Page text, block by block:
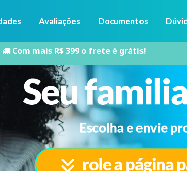
Avaliações Documentos
Com mais R$ 399 o frete é grátis!